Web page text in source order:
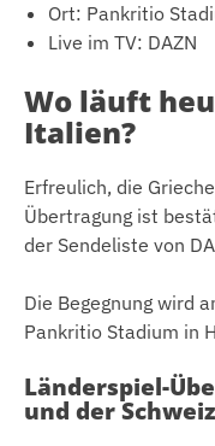
Ort: Pankritio
Live im TV: DAZN
Wo läuft
Italien?
Erfreulich, die
Übertragung ist
der Sendeliste von
Die Begegnung wird
Pankritio Stadium in
Länderspiel-
und der Schweiz